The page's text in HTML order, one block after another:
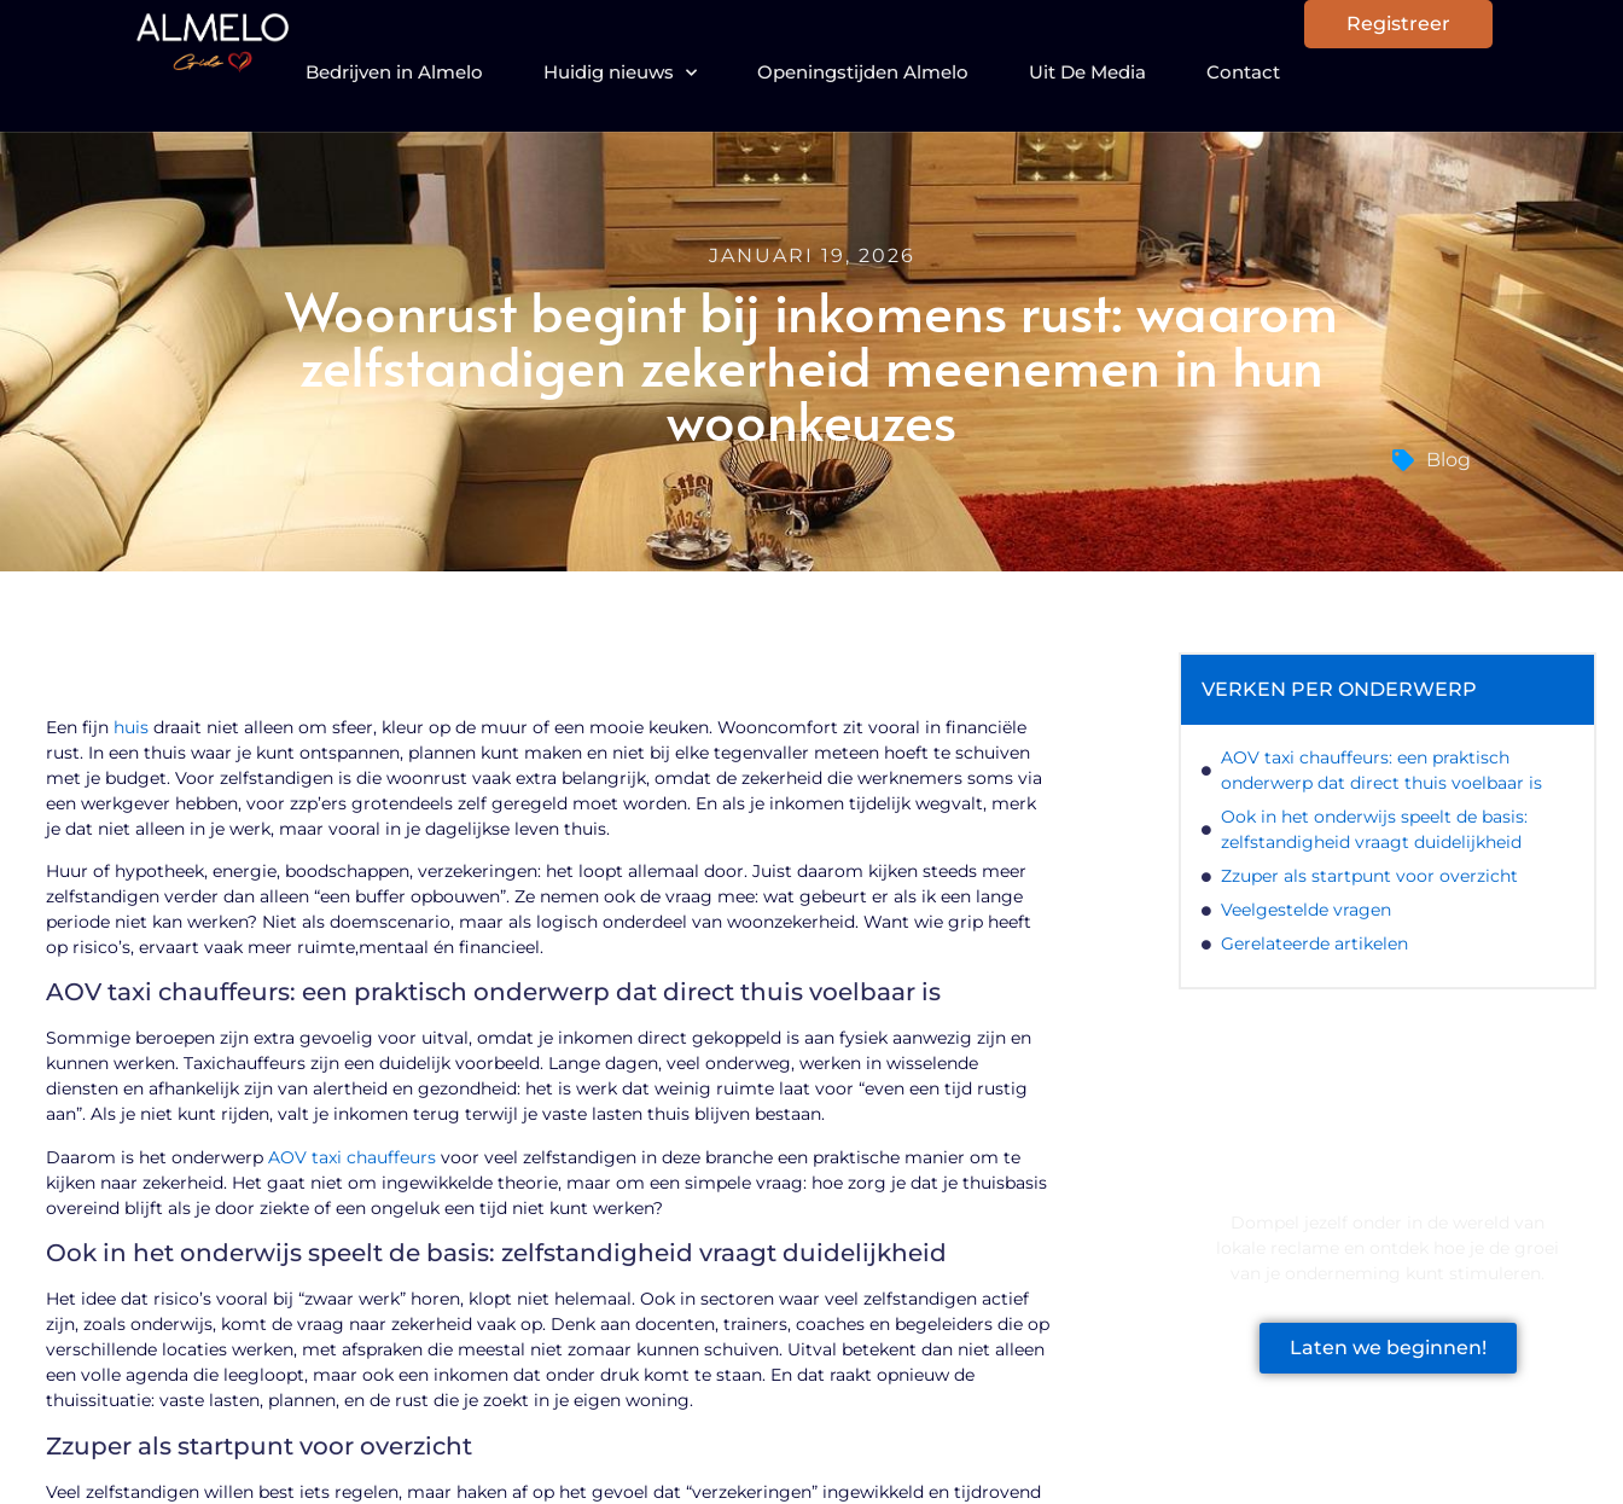
Bedrijven in Almelo Huidig nieuws Openingstijden Almelo Uit De Media Contact
Registreer
JANUARI 19, 2026
Woonrust begint bij inkomens rust: waarom
zelfstandigen zekerheid meenemen in hun
woonkeuzes
Blog
Een fijn huis draait niet alleen om sfeer, kleur op de muur of een mooie keuken. Wooncomfort zit vooral in financiële
rust. In een thuis waar je kunt ontspannen, plannen kunt maken en niet bij elke tegenvaller meteen hoeft te schuiven
met je budget. Voor zelfstandigen is die woonrust vaak extra belangrijk, omdat de zekerheid die werknemers soms via
een werkgever hebben, voor zzp’ers grotendeels zelf geregeld moet worden. En als je inkomen tijdelijk wegvalt, merk
je dat niet alleen in je werk, maar vooral in je dagelijkse leven thuis.
Huur of hypotheek, energie, boodschappen, verzekeringen: het loopt allemaal door. Juist daarom kijken steeds meer
zelfstandigen verder dan alleen “een buffer opbouwen”. Ze nemen ook de vraag mee: wat gebeurt er als ik een lange
periode niet kan werken? Niet als doemscenario, maar als logisch onderdeel van woonzekerheid. Want wie grip heeft
op risico’s, ervaart vaak meer ruimte,mentaal én financieel.
AOV taxi chauffeurs: een praktisch onderwerp dat direct thuis voelbaar is
Sommige beroepen zijn extra gevoelig voor uitval, omdat je inkomen direct gekoppeld is aan fysiek aanwezig zijn en
kunnen werken. Taxichauffeurs zijn een duidelijk voorbeeld. Lange dagen, veel onderweg, werken in wisselende
diensten en afhankelijk zijn van alertheid en gezondheid: het is werk dat weinig ruimte laat voor “even een tijd rustig
aan”. Als je niet kunt rijden, valt je inkomen terug terwijl je vaste lasten thuis blijven bestaan.
Daarom is het onderwerp AOV taxi chauffeurs voor veel zelfstandigen in deze branche een praktische manier om te
kijken naar zekerheid. Het gaat niet om ingewikkelde theorie, maar om een simpele vraag: hoe zorg je dat je thuisbasis
overeind blijft als je door ziekte of een ongeluk een tijd niet kunt werken?
Ook in het onderwijs speelt de basis: zelfstandigheid vraagt duidelijkheid
Het idee dat risico’s vooral bij “zwaar werk” horen, klopt niet helemaal. Ook in sectoren waar veel zelfstandigen actief
zijn, zoals onderwijs, komt de vraag naar zekerheid vaak op. Denk aan docenten, trainers, coaches en begeleiders die op
verschillende locaties werken, met afspraken die meestal niet zomaar kunnen schuiven. Uitval betekent dan niet alleen
een volle agenda die leegloopt, maar ook een inkomen dat onder druk komt te staan. En dat raakt opnieuw de
thuissituatie: vaste lasten, plannen, en de rust die je zoekt in je eigen woning.
Zzuper als startpunt voor overzicht
Veel zelfstandigen willen best iets regelen, maar haken af op het gevoel dat “verzekeringen” ingewikkeld en tijdrovend
VERKEN PER ONDERWERP
AOV taxi chauffeurs: een praktisch
onderwerp dat direct thuis voelbaar is
Ook in het onderwijs speelt de basis:
zelfstandigheid vraagt duidelijkheid
Zzuper als startpunt voor overzicht
Veelgestelde vragen
Gerelateerde artikelen
Laten we beginnen!